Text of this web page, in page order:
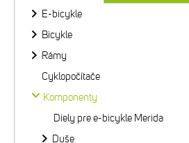
E-bicykle
Bicykle
Rámy
Cyklopočítače
Komponenty
Diely pre e-bicykle Merida
Duše